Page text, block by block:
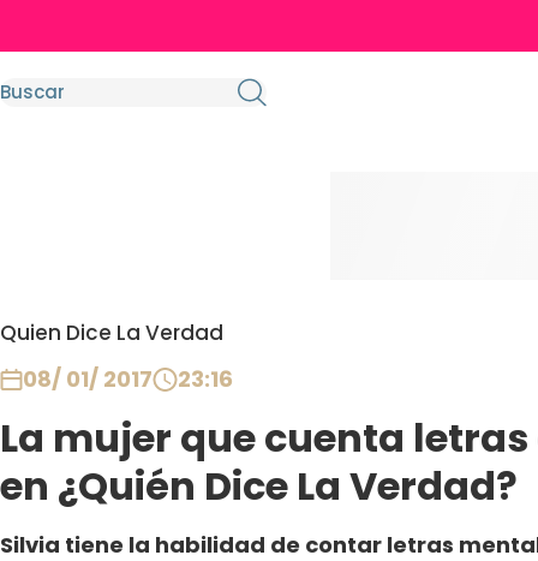
Quien Dice La Verdad
08/ 01/ 2017 23:16
La mujer que cuenta
en ¿Quién Dice La Verdad?
Silvia tiene la habilidad de contar letras